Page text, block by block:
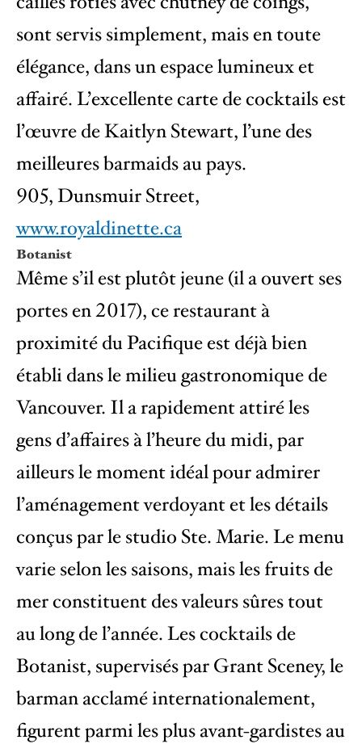
sont servis simplement, mais en toute
élégance, dans un espace lumineux et
affairé. L’excellente carte de cocktails est
l’œuvre de Kaitlyn Stewart, l’une des
meilleures barmaids au pays.
905, Dunsmuir Street,
www.royaldinette.ca
Botanist
Même s’il est plutôt jeune (il a ouvert ses
portes en 2017), ce restaurant à
proximité du Pacifique est déjà bien
établi dans le milieu gastronomique de
Vancouver. Il a rapidement attiré les
gens d’affaires à l’heure du midi, par
ailleurs le moment idéal pour admirer
l’aménagement verdoyant et les détails
conçus par le studio Ste. Marie. Le menu
varie selon les saisons, mais les fruits de
mer constituent des valeurs sûres tout
au long de l’année. Les cocktails de
Botanist, supervisés par Grant Sceney, le
barman acclamé internationalement,
figurent parmi les plus avant-gardistes au